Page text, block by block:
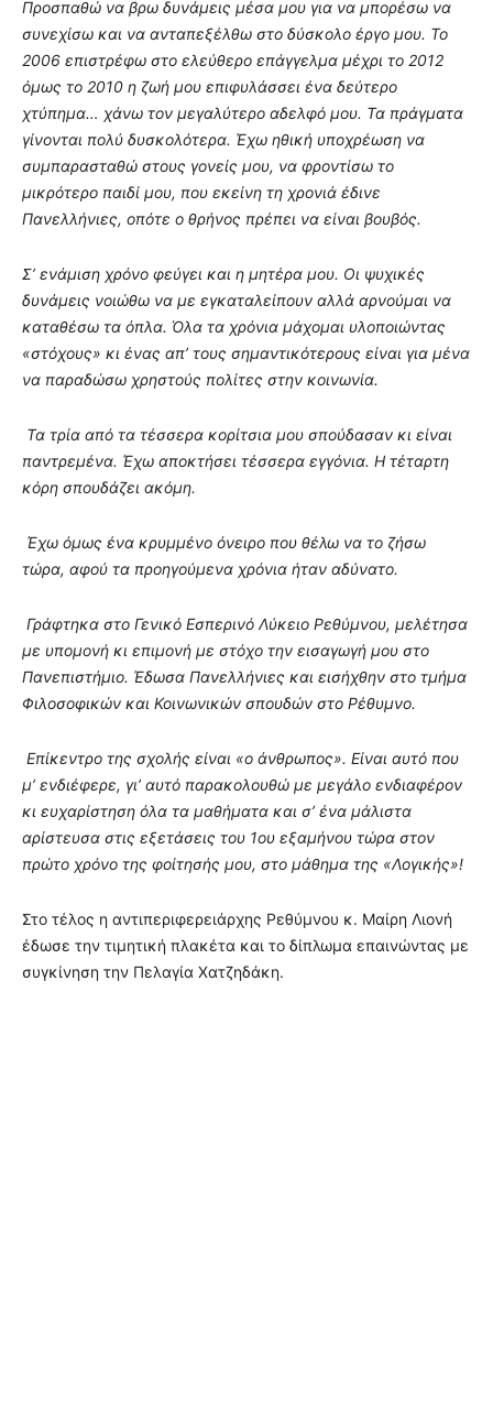
Προσπαθώ να βρω δυνάμεις μέσα μου για να μπορέσω να
συνεχίσω και να ανταπεξέλθω στο δύσκολο έργο μου. Το
2006 επιστρέφω στο ελεύθερο επάγγελμα μέχρι το 2012
όμως το 2010 η ζωή μου επιφυλάσσει ένα δεύτερο
χτύπημα… χάνω τον μεγαλύτερο αδελφό μου. Τα πράγματα
γίνονται πολύ δυσκολότερα. Έχω ηθική υποχρέωση να
συμπαρασταθώ στους γονείς μου, να φροντίσω το
μικρότερο παιδί μου, που εκείνη τη χρονιά έδινε
Πανελλήνιες, οπότε ο θρήνος πρέπει να είναι βουβός.
Σ’ ενάμιση χρόνο φεύγει και η μητέρα μου. Οι ψυχικές
δυνάμεις νοιώθω να με εγκαταλείπουν αλλά αρνούμαι να
καταθέσω τα όπλα. Όλα τα χρόνια μάχομαι υλοποιώντας
«στόχους» κι ένας απ’ τους σημαντικότερους είναι για μένα
να παραδώσω χρηστούς πολίτες στην κοινωνία.
Τα τρία από τα τέσσερα κορίτσια μου σπούδασαν κι είναι
παντρεμένα. Έχω αποκτήσει τέσσερα εγγόνια. Η τέταρτη
κόρη σπουδάζει ακόμη.
Έχω όμως ένα κρυμμένο όνειρο που θέλω να το ζήσω
τώρα, αφού τα προηγούμενα χρόνια ήταν αδύνατο.
Γράφτηκα στο Γενικό Εσπερινό Λύκειο Ρεθύμνου, μελέτησα
με υπομονή κι επιμονή με στόχο την εισαγωγή μου στο
Πανεπιστήμιο. Έδωσα Πανελλήνιες και εισήχθην στο τμήμα
Φιλοσοφικών και Κοινωνικών σπουδών στο Ρέθυμνο.
Επίκεντρο της σχολής είναι «ο άνθρωπος». Είναι αυτό που
μ’ ενδιέφερε, γι’ αυτό παρακολουθώ με μεγάλο ενδιαφέρον
κι ευχαρίστηση όλα τα μαθήματα και σ’ ένα μάλιστα
αρίστευσα στις εξετάσεις του 1ου εξαμήνου τώρα στον
πρώτο χρόνο της φοίτησής μου, στο μάθημα της «Λογικής»!
Στο τέλος η αντιπεριφερειάρχης Ρεθύμνου κ. Μαίρη Λιονή
έδωσε την τιμητική πλακέτα και το δίπλωμα επαινώντας με
συγκίνηση την Πελαγία Χατζηδάκη.